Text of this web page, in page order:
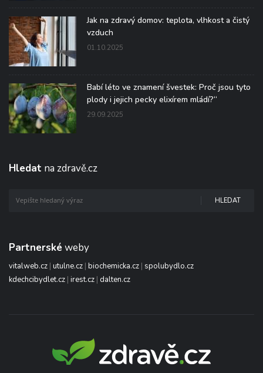
Jak na zdravý domov: teplota, vlhkost a čistý
vzduch
01.10.2025
Babí léto ve znamení švestek: Proč jsou tyto
plody i jejich pecky elixírem mládí?“
29.09.2025
Hledat na zdravě.cz
HLEDAT
Partnerské weby
vitalweb.cz | utulne.cz | biochemicka.cz | spolubydlo.cz
kdechcibydlet.cz | irest.cz | dalten.cz